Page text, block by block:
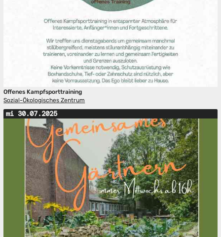
Offenes Kampfsporttraining
Sozial-Ökologisches Zentrum
mi 30.07.2025